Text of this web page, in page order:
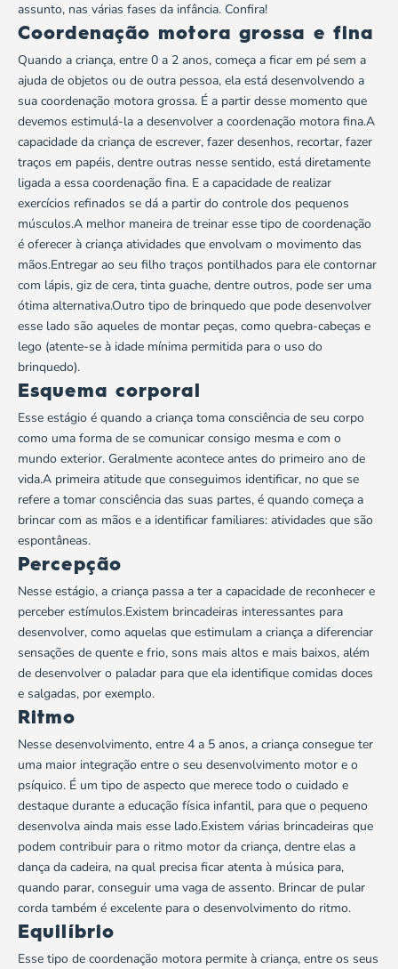
assunto, nas várias fases da infância. Confira!
Coordenação motora grossa e fina
Quando a criança, entre 0 a 2 anos, começa a ficar em pé sem a
ajuda de objetos ou de outra pessoa, ela está desenvolvendo a
sua coordenação motora grossa. É a partir desse momento que
devemos estimulá-la a desenvolver a coordenação motora fina.A
capacidade da criança de escrever, fazer desenhos, recortar, fazer
traços em papéis, dentre outras nesse sentido, está diretamente
ligada a essa coordenação fina. E a capacidade de realizar
exercícios refinados se dá a partir do controle dos pequenos
músculos.A melhor maneira de treinar esse tipo de coordenação
é oferecer à criança atividades que envolvam o movimento das
mãos.Entregar ao seu filho traços pontilhados para ele contornar
com lápis, giz de cera, tinta guache, dentre outros, pode ser uma
ótima alternativa.Outro tipo de brinquedo que pode desenvolver
esse lado são aqueles de montar peças, como quebra-cabeças e
lego (atente-se à idade mínima permitida para o uso do
brinquedo).
Esquema corporal
Esse estágio é quando a criança toma consciência de seu corpo
como uma forma de se comunicar consigo mesma e com o
mundo exterior. Geralmente acontece antes do primeiro ano de
vida.A primeira atitude que conseguimos identificar, no que se
refere a tomar consciência das suas partes, é quando começa a
brincar com as mãos e a identificar familiares: atividades que são
espontâneas.
Percepção
Nesse estágio, a criança passa a ter a capacidade de reconhecer e
perceber estímulos.Existem brincadeiras interessantes para
desenvolver, como aquelas que estimulam a criança a diferenciar
sensações de quente e frio, sons mais altos e mais baixos, além
de desenvolver o paladar para que ela identifique comidas doces
e salgadas, por exemplo.
Ritmo
Nesse desenvolvimento, entre 4 a 5 anos, a criança consegue ter
uma maior integração entre o seu desenvolvimento motor e o
psíquico. É um tipo de aspecto que merece todo o cuidado e
destaque durante a educação física infantil, para que o pequeno
desenvolva ainda mais esse lado.Existem várias brincadeiras que
podem contribuir para o ritmo motor da criança, dentre elas a
dança da cadeira, na qual precisa ficar atenta à música para,
quando parar, conseguir uma vaga de assento. Brincar de pular
corda também é excelente para o desenvolvimento do ritmo.
Equilíbrio
Esse tipo de coordenação motora permite à criança, entre os seus